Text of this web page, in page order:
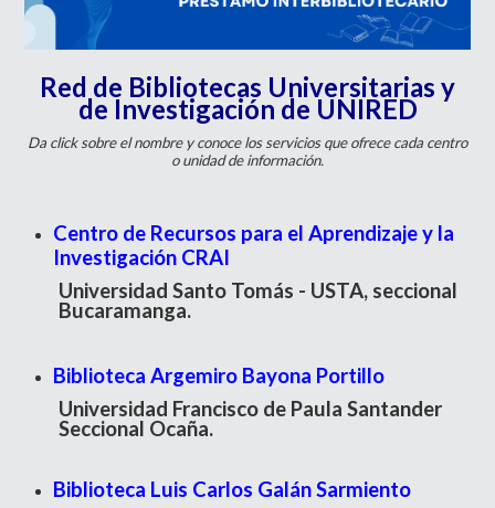
Red de Bibliotecas Universitarias y
de Investigación de UNIRED
Da click sobre el nombre y conoce los servicios que ofrece cada centro
o unidad de información.
Centro de Recursos para el Aprendizaje y la
Investigación CRAI
Universidad Santo Tomás - USTA, seccional
Bucaramanga.
Biblioteca Argemiro Bayona Portillo
Universidad Francisco de Paula Santander
Seccional Ocaña.
Biblioteca Luis Carlos Galán Sarmiento